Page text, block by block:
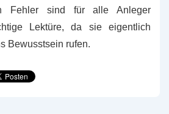
Fehler sind für alle Anleger
Lektüre, da sie eigentlich
Bewusstsein rufen.